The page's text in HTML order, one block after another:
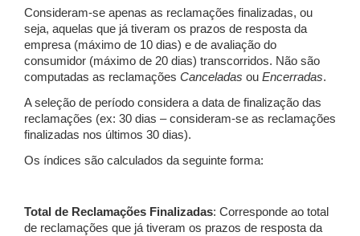
Consideram-se apenas as reclamações finalizadas, ou
seja, aquelas que já tiveram os prazos de resposta da
empresa (máximo de 10 dias) e de avaliação do
consumidor (máximo de 20 dias) transcorridos. Não são
computadas as reclamações Canceladas ou Encerradas.
A seleção de período considera a data de finalização das
reclamações (ex: 30 dias – consideram-se as reclamações
finalizadas nos últimos 30 dias).
Os índices são calculados da seguinte forma:
Total de Reclamações Finalizadas: Corresponde ao total
de reclamações que já tiveram os prazos de resposta da